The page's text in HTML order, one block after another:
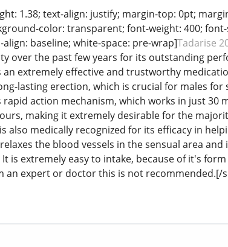
1.38; text-align: justify; margin-top: 0pt;
color: transparent; font-weight: 400;
baseline; white-space: pre-wrap]Tadarise
over the past few years for its outstanding
an extremely effective and trustworthy
lasting erection, which is crucial for males
rapid action mechanism, which works in just
making it extremely desirable for the
also medically recognized for its efficacy in
the blood vessels in the sensual area
is extremely easy to intake, because of it's
expert or doctor this is not recommended.[/